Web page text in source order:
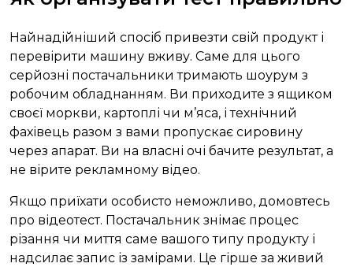
Найнадійніший спосіб привезти свій продукт і
перевірити машину вживу. Саме для цього
серйозні постачальники тримають шоурум з
робочим обладнанням. Ви приходите з ящиком
своєї моркви, картоплі чи м’яса, і технічний
фахівець разом з вами пропускає сировину
через апарат. Ви на власні очі бачите результат, а
не вірите рекламному відео.
Якщо приїхати особисто неможливо, домовтесь
про відеотест. Постачальник знімає процес
різання чи миття саме вашого типу продукту і
надсилає запис із замірами. Це гірше за живий